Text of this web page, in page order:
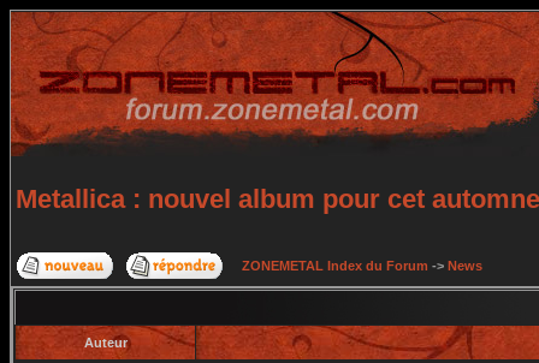
Metallica : nouvel album pour cet automne
ZONEMETAL Index du Forum -> News
Auteur